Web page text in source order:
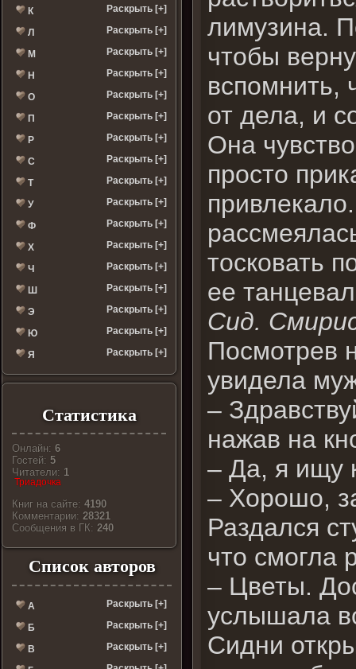
К Раскрыть [+]
Л Раскрыть [+]
М Раскрыть [+]
Н Раскрыть [+]
О Раскрыть [+]
П Раскрыть [+]
Р Раскрыть [+]
С Раскрыть [+]
Т Раскрыть [+]
У Раскрыть [+]
Ф Раскрыть [+]
Х Раскрыть [+]
Ч Раскрыть [+]
Ш Раскрыть [+]
Э Раскрыть [+]
Ю Раскрыть [+]
Я Раскрыть [+]
Статистика
Онлайн:6
Гостей: 5
Читатели: 1
Триадочка
Книг на сайте:4190
Комментарии:28321
Cообщения в ГК:240
Список авторов
А Раскрыть [+]
Б Раскрыть [+]
В Раскрыть [+]
лимузина.
чтобы
вспомнить,
от дела, и
Она
просто
тосковать
ее
Сид.
Посмотрев
увидела
–
нажав на
– Да, я ищу
– Хорошо,
Раздался
что смогла
– Цветы.
услышала
Сидни